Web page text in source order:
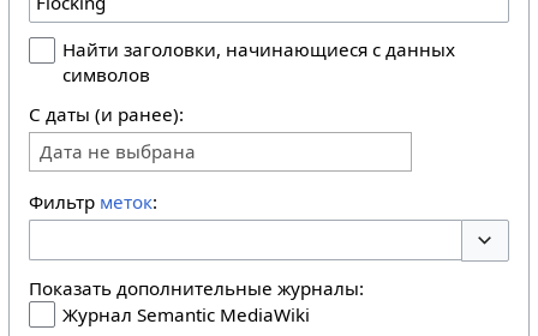
Найти заголовки, начинающиеся с данных
символов
С даты (и ранее):
Дата не выбрана
Фильтр меток:
Показать дополнительные журналы:
Журнал Semantic MediaWiki